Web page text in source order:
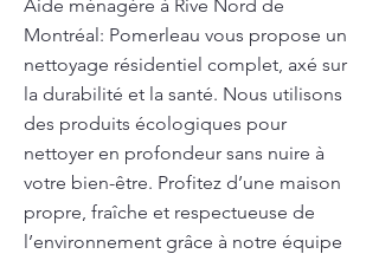
Aide ménagère à Rive Nord de
Montréal: Pomerleau vous propose un
nettoyage résidentiel complet, axé sur
la durabilité et la santé. Nous utilisons
des produits écologiques pour
nettoyer en profondeur sans nuire à
votre bien-être. Profitez d’une maison
propre, fraîche et respectueuse de
l’environnement grâce à notre équipe